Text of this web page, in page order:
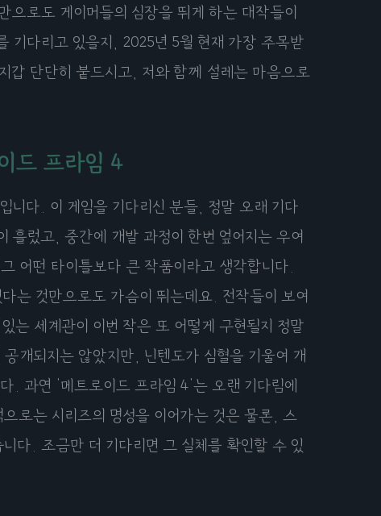
으로도 게이머들의 심장을 뛰게 하는 대작들이
기다리고 있을지, 2025년 5월 현재 가장 주목받
갑 단단히 붙드시고, 저와 함께 설레는 마음으로
드 프라임 4
니다. 이 게임을 기다리신 분들, 정말 오래 기다
흘렀고, 중간에 개발 과정이 한번 엎어지는 우여
어떤 타이틀보다 큰 작품이라고 생각합니다.
는 것만으로도 가슴이 뛰는데요. 전작들이 보여
는 세계관이 이번 작은 또 어떻게 구현될지 정말
개되지는 않았지만, 닌텐도가 심혈을 기울여 개
. 과연 '메트로이드 프라임 4'는 오랜 기다림에
로는 시리즈의 명성을 이어가는 것은 물론, 스
다. 조금만 더 기다리면 그 실체를 확인할 수 있